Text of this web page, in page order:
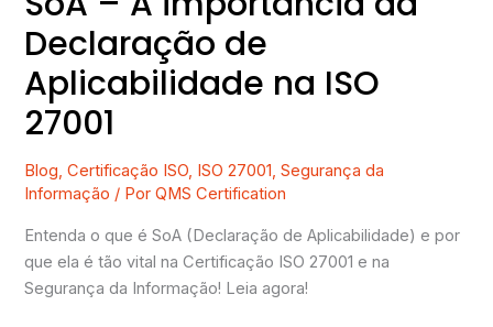
Declaração de
Aplicabilidade na ISO
27001
Blog,Certificação ISO, ISO 27001,Segurança da
Informação / PorQMS Certification
Entenda o que é SoA (Declaração de Aplicabilidade) e por
que ela é tão vital na Certificação ISO 27001 e na
Segurança da Informação! Leia agora!